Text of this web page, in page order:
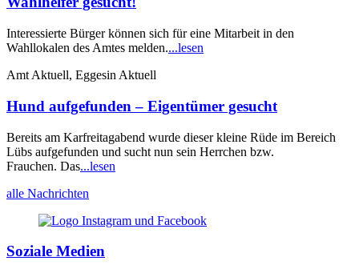
Interessierte Bürger können sich für eine Mitarbeit in den
Wahllokalen des Amtes melden....lesen
Amt Aktuell, Eggesin Aktuell
Hund aufgefunden – Eigentümer gesucht
Bereits am Karfreitagabend wurde dieser kleine Rüde im Bereich
Lübs aufgefunden und sucht nun sein Herrchen bzw.
Frauchen. Das...lesen
alle Nachrichten
Soziale Medien